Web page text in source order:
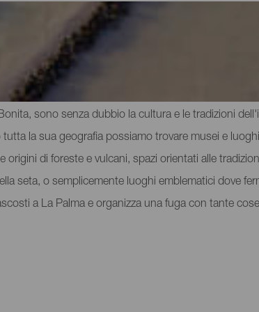
sono senza dubbio la cultura e le tradizioni
la sua geografia possiamo trovare musei e
di foreste e vulcani, spazi orientati alle
seta, o semplicemente luoghi emblematici dove
a La Palma e organizza una fuga con tante